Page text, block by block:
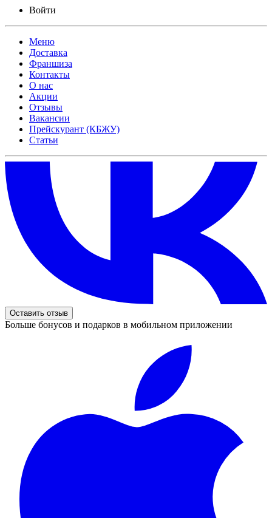
Войти
Меню
Доставка
Франшиза
Контакты
О нас
Акции
Отзывы
Вакансии
Прейскурант (КБЖУ)
Статьи
Оставить отзыв
Больше бонусов и подарков в мобильном приложении